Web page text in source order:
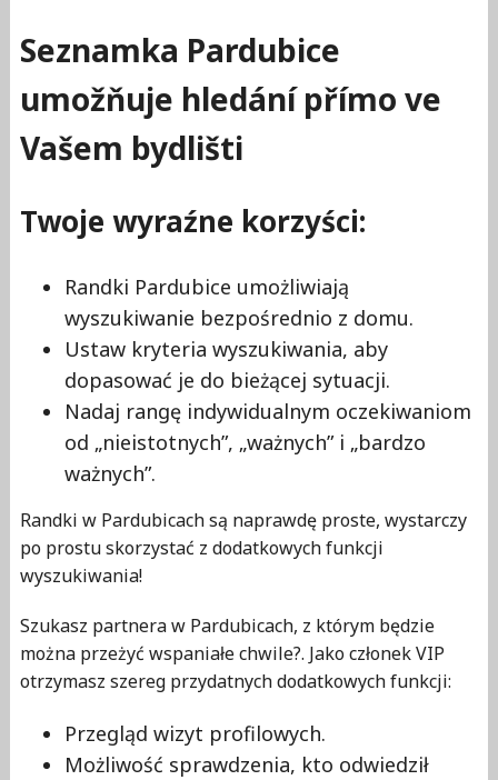
Seznamka Pardubice
umožňuje hledání přímo ve
Vašem bydlišti
Twoje wyraźne korzyści:
Randki Pardubice umożliwiają
wyszukiwanie bezpośrednio z domu.
Ustaw kryteria wyszukiwania, aby
dopasować je do bieżącej sytuacji.
Nadaj rangę indywidualnym oczekiwaniom
od „nieistotnych”, „ważnych” i „bardzo
ważnych”.
Randki w Pardubicach są naprawdę proste, wystarczy
po prostu skorzystać z dodatkowych funkcji
wyszukiwania!
Szukasz partnera w Pardubicach, z którym będzie
można przeżyć wspaniałe chwile?. Jako członek VIP
otrzymasz szereg przydatnych dodatkowych funkcji:
Przegląd wizyt profilowych.
Możliwość sprawdzenia, kto odwiedził